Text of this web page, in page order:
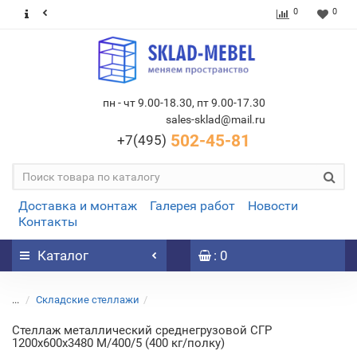
0 0
пн - чт 9.00-18.30, пт 9.00-17.30
sales-sklad@mail.ru
+7(495) 502-45-81
Доставка и монтаж Галерея работ
Новости
Контакты
Каталог : 0
... Складские стеллажи
Стеллаж металлический среднегрузовой СГР
1200х600х3480 M/400/5 (400 кг/полку)